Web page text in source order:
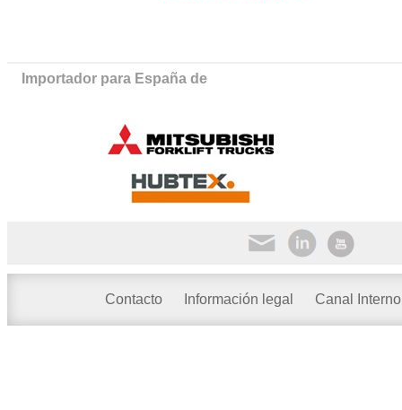
Importador para España de
Contacto Información legal Canal